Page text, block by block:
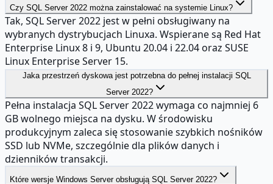
Czy SQL Server 2022 można zainstalować na systemie Linux?
Tak, SQL Server 2022 jest w pełni obsługiwany na
wybranych dystrybucjach Linuxa. Wspierane są Red Hat
Enterprise Linux 8 i 9, Ubuntu 20.04 i 22.04 oraz SUSE
Linux Enterprise Server 15.
Jaka przestrzeń dyskowa jest potrzebna do pełnej instalacji SQL
Server 2022?
Pełna instalacja SQL Server 2022 wymaga co najmniej 6
GB wolnego miejsca na dysku. W środowisku
produkcyjnym zaleca się stosowanie szybkich nośników
SSD lub NVMe, szczególnie dla plików danych i
dzienników transakcji.
Które wersje Windows Server obsługują SQL Server 2022?